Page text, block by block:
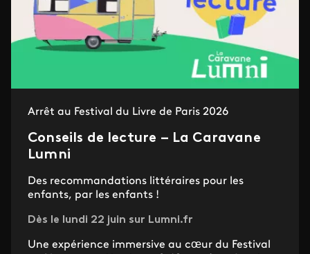
Arrêt au Festival du Livre de Paris 2026
Conseils de lecture – La Caravane
Lumni
Des recommandations littéraires pour les
enfants, par les enfants !
Dès le lundi 22 juin sur Lumni.fr
Une expérience immersive au cœur du Festival